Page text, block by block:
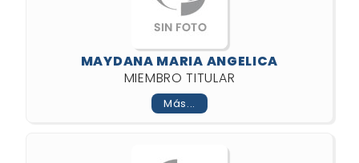
MAYDANA MARIA ANGELICA
MIEMBRO TITULAR
Más...